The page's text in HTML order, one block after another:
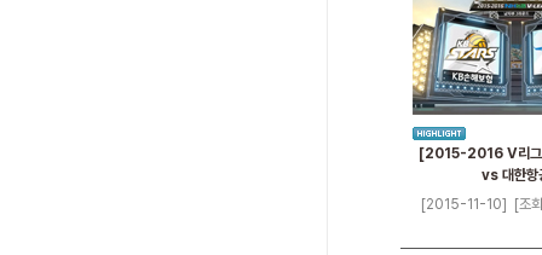
[2015-2016 V리
vs 대한항
[2015-11-10]
[조